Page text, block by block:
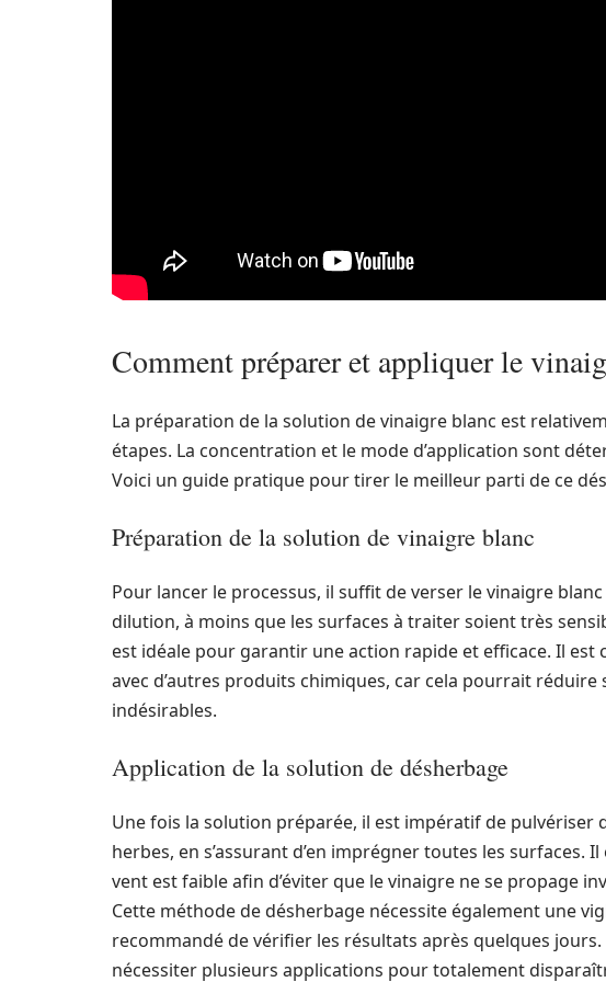
Comment préparer et appliquer le
La préparation de la solution de vinaigre blanc est
étapes. La concentration et le mode d’application sont
Voici un guide pratique pour tirer le meilleur parti de ce
Préparation de la solution de vinaigre blanc
Pour lancer le processus, il suffit de verser le vinaigre
dilution, à moins que les surfaces à traiter soient très
est idéale pour garantir une action rapide et efficace. Il est
avec d’autres produits chimiques, car cela pourrait
indésirables.
Application de la solution de désherbage
Une fois la solution préparée, il est impératif de pulvériser
herbes, en s’assurant d’en imprégner toutes les surfaces.
vent est faible afin d’éviter que le vinaigre ne se propage
Cette méthode de désherbage nécessite également une
recommandé de vérifier les résultats après quelques
nécessiter plusieurs applications pour totalement